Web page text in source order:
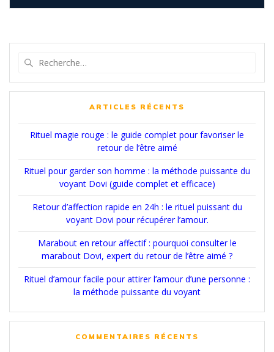
:
ARTICLES RÉCENTS
Rituel magie rouge : le guide complet pour favoriser le
retour de l’être aimé
Rituel pour garder son homme : la méthode puissante du
voyant Dovi (guide complet et efficace)
Retour d’affection rapide en 24h : le rituel puissant du
voyant Dovi pour récupérer l’amour.
Marabout en retour affectif : pourquoi consulter le
marabout Dovi, expert du retour de l’être aimé ?
Rituel d’amour facile pour attirer l’amour d’une personne :
la méthode puissante du voyant
COMMENTAIRES RÉCENTS